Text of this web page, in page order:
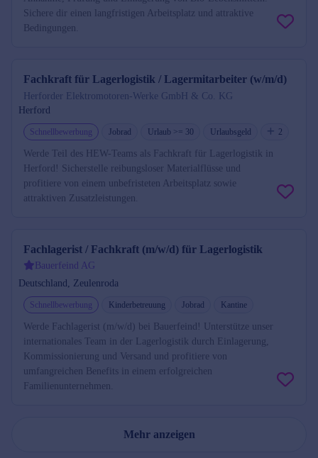
Sichere dir einen langfristigen Arbeitsplatz und attraktive
Bedingungen.
Fachkraft für Lagerlogistik / Lagermitarbeiter (w/m/d)
Herforder Elektromotoren-Werke GmbH & Co. KG
Herford
Schnellbewerbung Jobrad Urlaub >= 30 Urlaubsgeld 2
Werde Teil des HEW-Teams als Fachkraft für Lagerlogistik in
Herford! Sicherstelle reibungsloser Materialflüsse und
profitiere von einem unbefristeten Arbeitsplatz sowie
attraktiven Zusatzleistungen.
Fachlagerist / Fachkraft (m/w/d) für Lagerlogistik
Bauerfeind AG
Deutschland, Zeulenroda
Schnellbewerbung Kinderbetreuung Jobrad Kantine
Werde Fachlagerist (m/w/d) bei Bauerfeind! Unterstütze unser
internationales Team in der Lagerlogistik durch Einlagerung,
Kommissionierung und Versand und profitiere von
umfangreichen Benefits in einem erfolgreichen
Familienunternehmen.
Mehr anzeigen